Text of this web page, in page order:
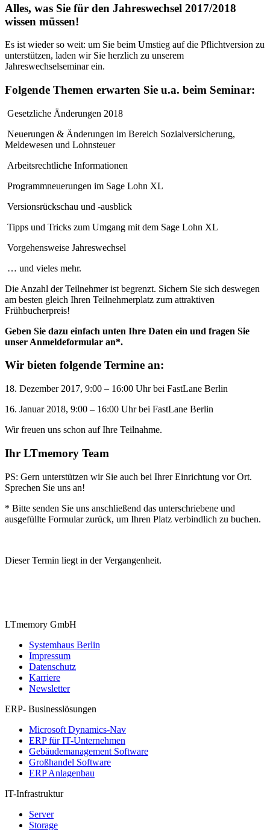
Alles, was Sie für den Jahreswechsel 2017/2018
wissen müssen!
Es ist wieder so weit: um Sie beim Umstieg auf die Pflichtversion zu
unterstützen, laden wir Sie herzlich zu unserem
Jahreswechselseminar ein.
Folgende Themen erwarten Sie u.a. beim Seminar:
Gesetzliche Änderungen 2018
Neuerungen & Änderungen im Bereich Sozialversicherung,
Meldewesen und Lohnsteuer
Arbeitsrechtliche Informationen
Programmneuerungen im Sage Lohn XL
Versionsrückschau und -ausblick
Tipps und Tricks zum Umgang mit dem Sage Lohn XL
Vorgehensweise Jahreswechsel
… und vieles mehr.
Die Anzahl der Teilnehmer ist begrenzt. Sichern Sie sich deswegen
am besten gleich Ihren Teilnehmerplatz zum attraktiven
Frühbucherpreis!
Geben Sie dazu einfach unten Ihre Daten ein und fragen Sie
unser Anmeldeformular an*.
Wir bieten folgende Termine an:
18. Dezember 2017, 9:00 – 16:00 Uhr bei FastLane Berlin
16. Januar 2018, 9:00 – 16:00 Uhr bei FastLane Berlin
Wir freuen uns schon auf Ihre Teilnahme.
Ihr LTmemory Team
PS: Gern unterstützen wir Sie auch bei Ihrer Einrichtung vor Ort.
Sprechen Sie uns an!
* Bitte senden Sie uns anschließend das unterschriebene und
ausgefüllte Formular zurück, um Ihren Platz verbindlich zu buchen.
Dieser Termin liegt in der Vergangenheit.
LTmemory GmbH
Systemhaus Berlin
Impressum
Datenschutz
Karriere
Newsletter
ERP- Businesslösungen
Microsoft Dynamics-Nav
ERP für IT-Unternehmen
Gebäudemanagement Software
Großhandel Software
ERP Anlagenbau
IT-Infrastruktur
Server
Storage